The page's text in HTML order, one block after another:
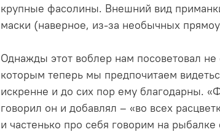
крупные фасолины. Внешний вид
маски (наверное, из-за необычных
Однажды этот воблер нам посоветовал
которым теперь мы предпочитаем
искренне и до сих пор ему благодарны.
говорил он и добавлял – «во всех
и частенько про себя говорим на рыбалке